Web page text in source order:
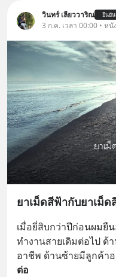
วินทร์ เลียววาริณ ยืนยั
3 ก.ค. เวลา 00:00 • หนั
ยาเม็ดสีฟ้ากับยาเม็ด
เมื่อยี่สิบกว่าปีก่อนผมยื
ทำงานสายเดิมต่อไป ด้
อาชีพ ด้านซ้ายมีลูกค้า
ต่อ